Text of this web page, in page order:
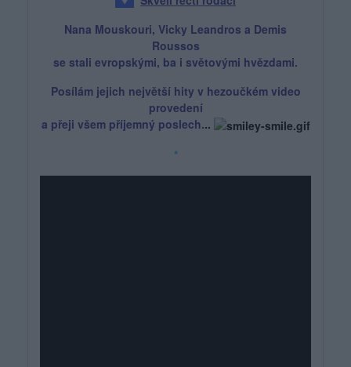
Nana Mouskouri, Vicky Leandros a Demis
Roussos
se stali evropskými, ba i světovými hvězdami.
Posílám jejich největší hity v hezoučkém video
provedení
a přeji všem příjemný poslech...
*